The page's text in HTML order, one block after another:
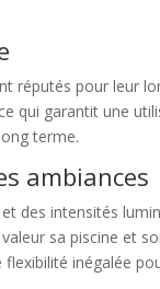
réputés pour leur
qui garantit une
terme.
ambiances
des intensités
sa piscine et
inégalée